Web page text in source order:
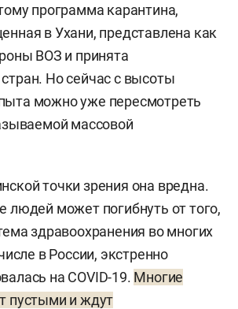
программа карантина,
в Ухани, представлена как
ВОЗ и принята
Но сейчас с высоты
можно уже пересмотреть
массовой
точки зрения она вредна.
людей может погибнуть от того,
здравоохранения во многих
в России, экстренно
на COVID-19. Многие
пустыми и ждут